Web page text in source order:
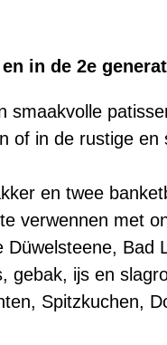
in de 2e
smaakvolle
of in de rustige en
en twee
verwennen met
Bad
gebak, ijs en
Spitzkuchen,